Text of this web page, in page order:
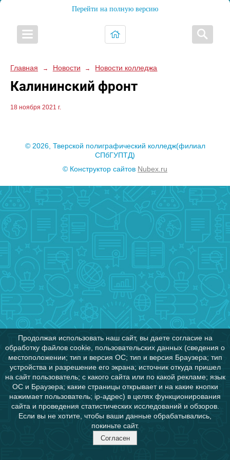
Перейти на полную версию
Главная → Новости → Новости колледжа
Калининский фронт
18 ноября 2021 г.
© 2026, Тверской полиграфический колледж(филиал
СПбГУПТД)
© Конструктор сайтов Nubex.ru
Продолжая использовать наш сайт, вы даете согласие на
обработку файлов cookie, пользовательских данных (сведения о
местоположении; тип и версия ОС; тип и версия Браузера; тип
устройства и разрешение его экрана; источник откуда пришел
на сайт пользователь; с какого сайта или по какой рекламе; язык
ОС и Браузера; какие страницы открывает и на какие кнопки
нажимает пользователь; ip-адрес) в целях функционирования
сайта и проведения статистических исследований и обзоров.
Если вы не хотите, чтобы ваши данные обрабатывались,
покиньте сайт.
Согласен